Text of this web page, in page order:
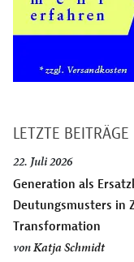
LETZTE BEITRÄGE
22. Juli 2026
Generation als
Deutungsmusters in
Transformation
vonKatja Schmidt